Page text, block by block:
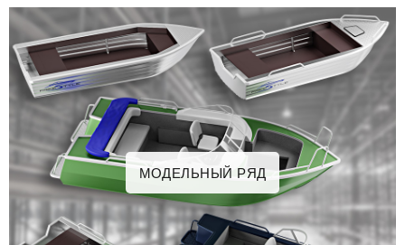
МОДЕЛЬНЫЙ РЯД